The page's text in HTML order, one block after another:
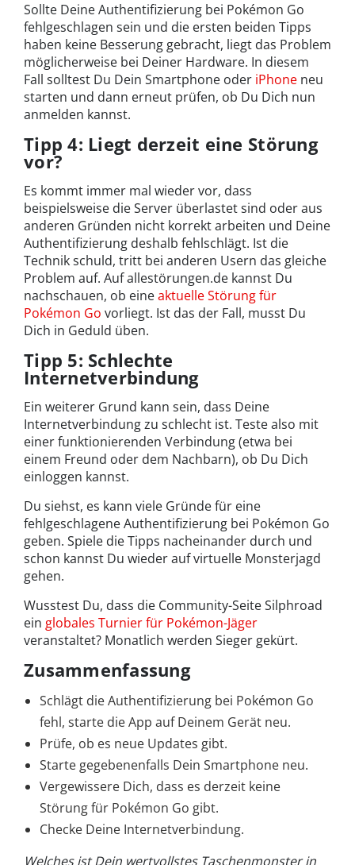
Sollte Deine Authentifizierung bei Pokémon Go
fehlgeschlagen sein und die ersten beiden Tipps
haben keine Besserung gebracht, liegt das Problem
möglicherweise bei Deiner Hardware. In diesem
Fall solltest Du Dein Smartphone oder iPhone neu
starten und dann erneut prüfen, ob Du Dich nun
anmelden kannst.
Tipp 4: Liegt derzeit eine Störung
vor?
Es kommt immer mal wieder vor, dass
beispielsweise die Server überlastet sind oder aus
anderen Gründen nicht korrekt arbeiten und Deine
Authentifizierung deshalb fehlschlägt. Ist die
Technik schuld, tritt bei anderen Usern das gleiche
Problem auf. Auf allestörungen.de kannst Du
nachschauen, ob eineaktuelle Störung für
Pokémon Go vorliegt. Ist das der Fall, musst Du
Dich in Geduld üben.
Tipp 5: Schlechte
Internetverbindung
Ein weiterer Grund kann sein, dass Deine
Internetverbindung zu schlecht ist. Teste also mit
einer funktionierenden Verbindung (etwa bei
einem Freund oder dem Nachbarn), ob Du Dich
einloggen kannst.
Du siehst, es kann viele Gründe für eine
fehlgeschlagene Authentifizierung bei Pokémon Go
geben. Spiele die Tipps nacheinander durch und
schon kannst Du wieder auf virtuelle Monsterjagd
gehen.
Wusstest Du, dass die Community-Seite Silphroad
ein globales Turnier für Pokémon-Jäger
veranstaltet? Monatlich werden Sieger gekürt.
Zusammenfassung
Schlägt die Authentifizierung bei Pokémon Go
fehl, starte die App auf Deinem Gerät neu.
Prüfe, ob es neue Updates gibt.
Starte gegebenenfalls Dein Smartphone neu.
Vergewissere Dich, dass es derzeit keine
Störung für Pokémon Go gibt.
Checke Deine Internetverbindung.
Welches ist Dein wertvollstes Taschenmonster in